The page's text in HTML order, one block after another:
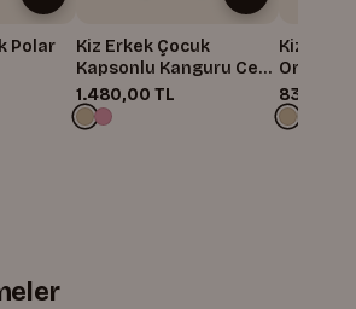
Polar
Kiz Erkek Çocuk
Kapsonlu Kanguru Cepli
Polar Ikili Takim
1.480,00 TL
Kiz
Organik
839,87